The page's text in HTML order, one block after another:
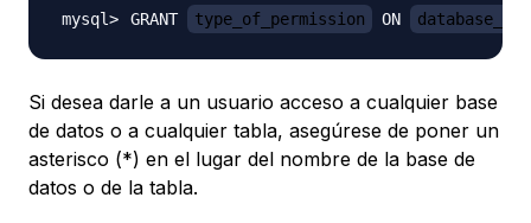
GRANT type_of_permission ON
Si desea darle a un usuario acceso a cualquier base
de datos o a cualquier tabla, asegúrese de poner un
asterisco (*) en el lugar del nombre de la base de
datos o de la tabla.